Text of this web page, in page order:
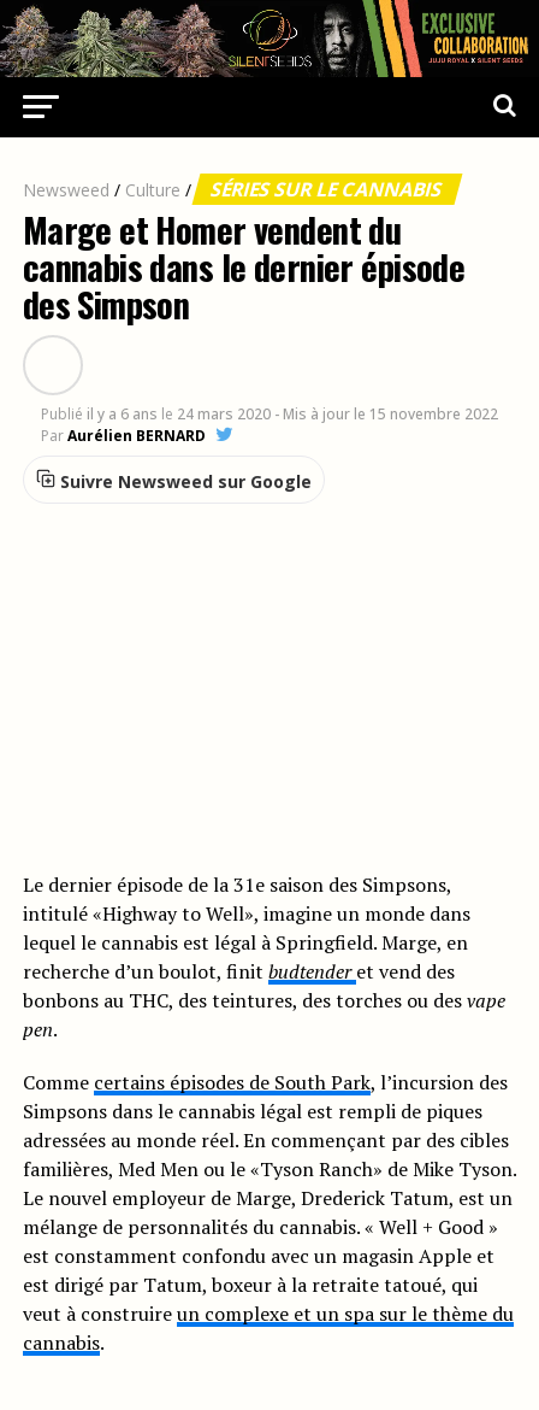
Newsweed / Culture / SÉRIES SUR LE CANNABIS
Marge et Homer vendent du
cannabis dans le dernier épisode
des Simpson
Publié il y a 6 ans le 24 mars 2020 - Mis à jour le 15 novembre 2022
ParAurélien BERNARD
Suivre Newsweed sur Google
Le dernier épisode de la 31e saison des Simpsons,
intitulé «Highway to Well», imagine un monde dans
lequel le cannabis est légal à Springfield. Marge, en
recherche d’un boulot, finit budtender et vend des
bonbons au THC, des teintures, des torches ou desvape
pen.
Comme certains épisodes de South Park, l’incursion des
Simpsons dans le cannabis légal est rempli de piques
adressées au monde réel. En commençant par des cibles
familières, Med Men ou le «Tyson Ranch» de Mike Tyson.
Le nouvel employeur de Marge, Drederick Tatum, est un
mélange de personnalités du cannabis. « Well + Good »
est constamment confondu avec un magasin Apple et
est dirigé par Tatum, boxeur à la retraite tatoué, qui
veut à construireun complexe et un spa sur le thème du
cannabis.